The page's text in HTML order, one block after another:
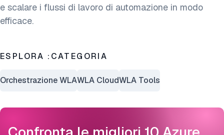
e scalare i flussi di lavoro di automazione in modo
efficace.
ESPLORA :CATEGORIA
Orchestrazione WLAWLA CloudWLA Tools